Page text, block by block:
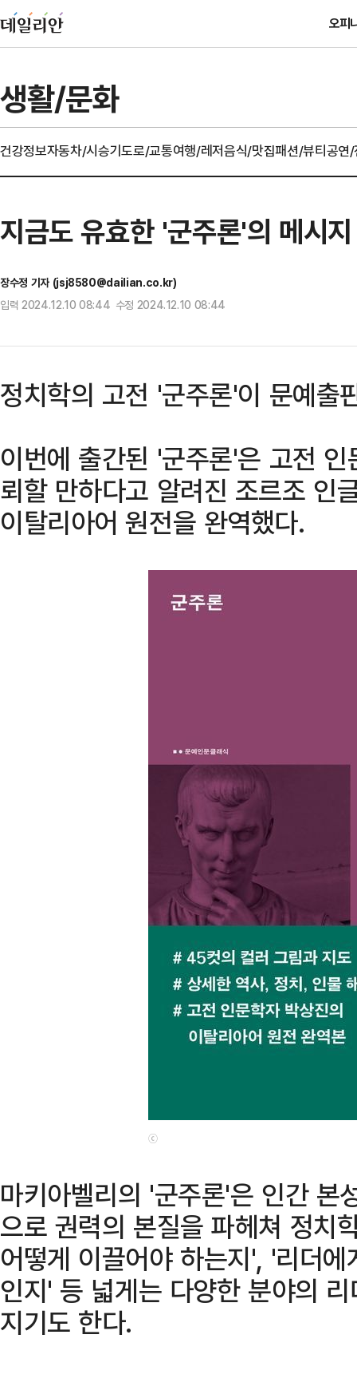
오피
생활/문화
건강정보자동차/시승기도로/교통여행/레저음식/맛집패션/뷰티공연
지금도 유효한 '군주론'의 메시
장수정 기자 (jsj8580@dailian.co.kr)
입력 2024.12.10 08:44 수정 2024.12.10 08:44
정치학의 고전 '군주론'이 문예출
이번에 출간된 '군주론'은 고전
뢰할 만하다고 알려진 조르조 인
이탈리아어 원전을 완역했다.
ⓒ
마키아벨리의 '군주론'은 인간 본
으로 권력의 본질을 파헤쳐 정치
어떻게 이끌어야 하는지', '리더
인지' 등 넓게는 다양한 분야의
지기도 한다.